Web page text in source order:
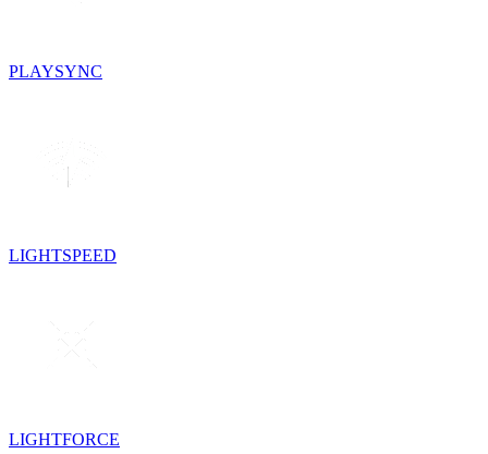
PLAYSYNC
LIGHTSPEED
LIGHTFORCE